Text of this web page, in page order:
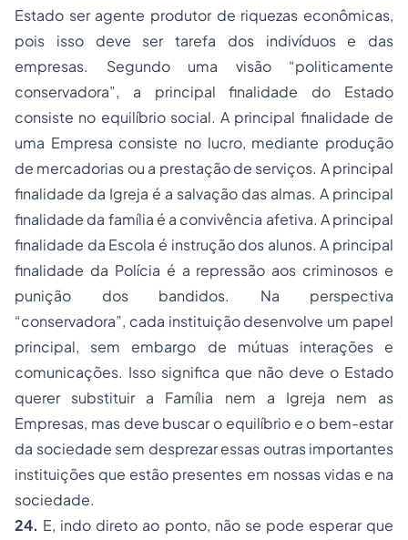
Estado ser agente produtor de riquezas econômicas,
pois isso deve ser tarefa dos indivíduos e das
empresas. Segundo uma visão “politicamente
conservadora”, a principal finalidade do Estado
consiste no equilíbrio social. A principal finalidade de
uma Empresa consiste no lucro, mediante produção
de mercadorias ou a prestação de serviços. A principal
finalidade da Igreja é a salvação das almas. A principal
finalidade da família é a convivência afetiva. A principal
finalidade da Escola é instrução dos alunos. A principal
finalidade da Polícia é a repressão aos criminosos e
punição dos bandidos. Na perspectiva
“conservadora”, cada instituição desenvolve um papel
principal, sem embargo de mútuas interações e
comunicações. Isso significa que não deve o Estado
querer substituir a Família nem a Igreja nem as
Empresas, mas deve buscar o equilíbrio e o bem-estar
da sociedade sem desprezar essas outras importantes
instituições que estão presentes em nossas vidas e na
sociedade.
24. E, indo direto ao ponto, não se pode esperar que